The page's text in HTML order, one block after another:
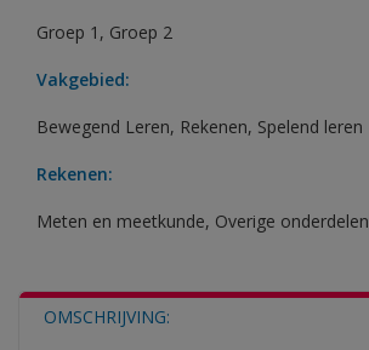
Groep 1 , Groep 2
Vakgebied:
Bewegend Leren, Rekenen, Spelend leren
Rekenen:
Meten en meetkunde, Overige onderdelen
OMSCHRIJVING: